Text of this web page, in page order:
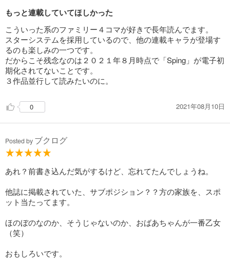
もっと連載していてほしかった
こういった系のファミリー４コマが好きで長年読んでます。
スターシステムを採用しているので、他の連載キャラが登場す
るのも楽しみの一つです。
だからこそ残念なのは２０２１年８月時点で「Sping」が電子初
期化されてないことです。
３作品並行して読みたいのに。
0 2021年08月10日
Posted by ブクログ
あれ？前書き込んだ気がするけど、忘れてたんでしょうね。
他誌に掲載されていた、サブポジション？？方の家族を、スポ
ット当たってます。
ほのぼのなのか、そうじゃないのか、おばあちゃんが一番乙女
（笑）
おもしろいです。